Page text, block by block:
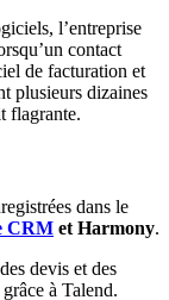
l’entreprise
contact
de facturation et
plusieurs dizaines
flagrante.
dans le
CRM et Harmony.
devis et des
à Talend.